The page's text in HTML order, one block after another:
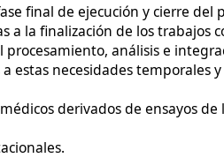
final de ejecución y cierre
a la finalización de los
análisis e
estas necesidades temporales
derivados de ensayos